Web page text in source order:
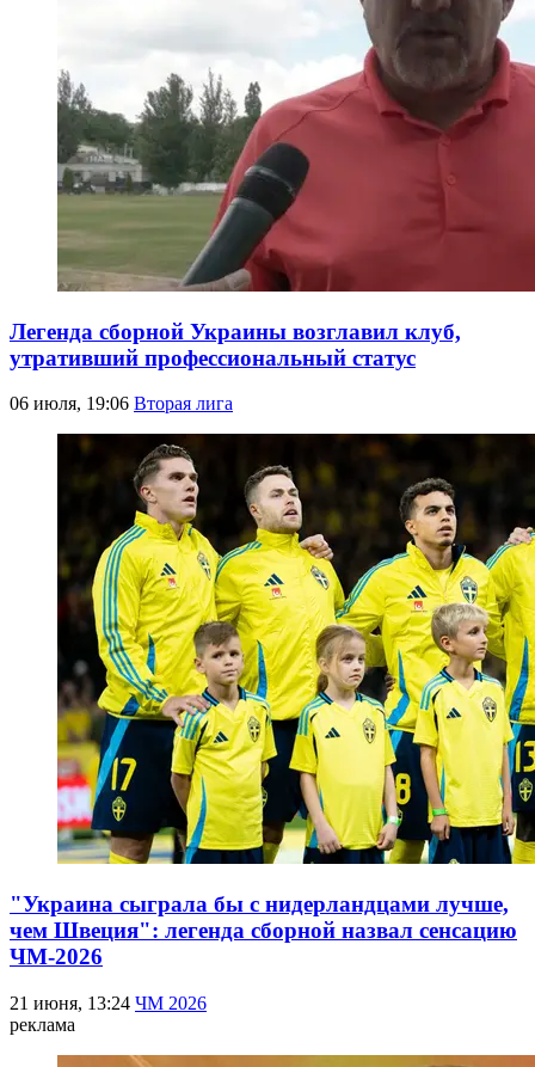
Легенда сборной Украины возглавил клуб,
утративший профессиональный статус
06 июля, 19:06 Вторая лига
"Украина сыграла бы с нидерландцами лучше,
чем Швеция": легенда сборной назвал сенсацию
ЧМ-2026
21 июня, 13:24 ЧМ 2026
реклама